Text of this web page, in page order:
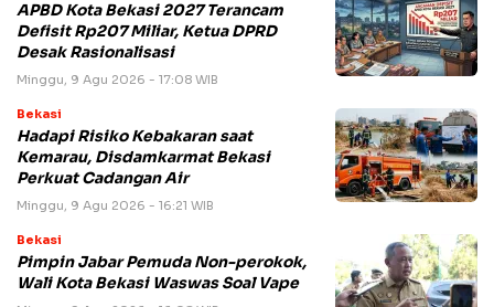
APBD Kota Bekasi 2027 Terancam
Defisit Rp207 Miliar, Ketua DPRD
Desak Rasionalisasi
Minggu, 9 Agu 2026 - 17:08 WIB
Bekasi
Hadapi Risiko Kebakaran saat
Kemarau, Disdamkarmat Bekasi
Perkuat Cadangan Air
Minggu, 9 Agu 2026 - 16:21 WIB
Bekasi
Pimpin Jabar Pemuda Non-perokok,
Wali Kota Bekasi Waswas Soal Vape